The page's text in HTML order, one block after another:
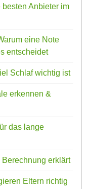
Anbieter im
eine Note
entscheidet
Schlaf wichtig ist
erkennen &
das lange
erklärt
Eltern richtig